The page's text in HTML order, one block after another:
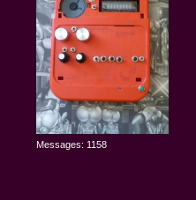
Messages: 1158